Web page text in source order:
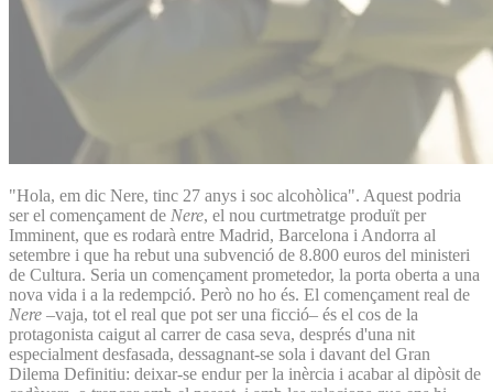
"Hola, em dic Nere, tinc 27 anys i soc alcohòlica". Aquest podria
ser el començament de Nere, el nou curtmetratge produït per
Imminent, que es rodarà entre Madrid, Barcelona i Andorra al
setembre i que ha rebut una subvenció de 8.800 euros del ministeri
de Cultura. Seria un començament prometedor, la porta oberta a una
nova vida i a la redempció. Però no ho és. El començament real de
Nere –vaja, tot el real que pot ser una ficció– és el cos de la
protagonista caigut al carrer de casa seva, després d'una nit
especialment desfasada, dessagnant-se sola i davant del Gran
Dilema Definitiu: deixar-se endur per la inèrcia i acabar al dipòsit de